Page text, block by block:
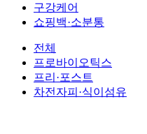
구강케어
쇼핑백·소분통
전체
프로바이오틱스
프리·포스트
차전자피·식이섬유